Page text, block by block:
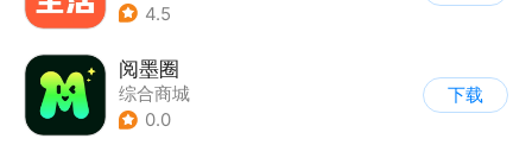
4.5
阅墨圈
综合商城
0.0
下载